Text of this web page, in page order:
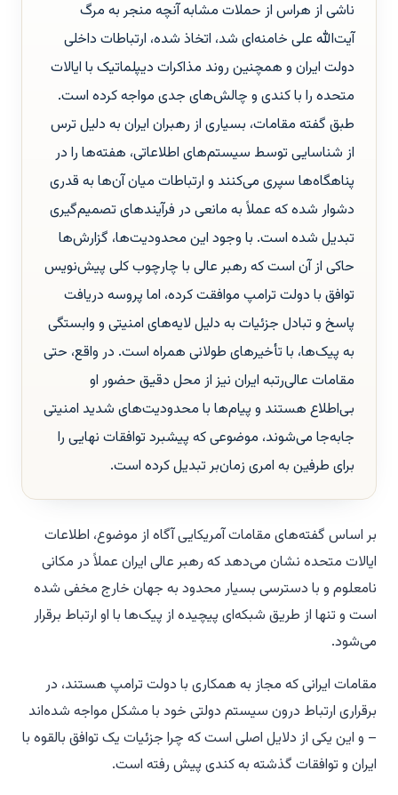
ناشی از هراس از حملات مشابه آنچه منجر به مرگ
آیت‌الله علی خامنه‌ای شد، اتخاذ شده، ارتباطات داخلی
دولت ایران و همچنین روند مذاکرات دیپلماتیک با ایالات
متحده را با کندی و چالش‌های جدی مواجه کرده است.
طبق گفته مقامات، بسیاری از رهبران ایران به دلیل ترس
از شناسایی توسط سیستم‌های اطلاعاتی، هفته‌ها را در
پناهگاه‌ها سپری می‌کنند و ارتباطات میان آن‌ها به قدری
دشوار شده که عملاً به مانعی در فرآیندهای تصمیم‌گیری
تبدیل شده است. با وجود این محدودیت‌ها، گزارش‌ها
حاکی از آن است که رهبر عالی با چارچوب کلی پیش‌نویس
توافق با دولت ترامپ موافقت کرده، اما پروسه دریافت
پاسخ و تبادل جزئیات به دلیل لایه‌های امنیتی و وابستگی
به پیک‌ها، با تأخیرهای طولانی همراه است. در واقع، حتی
مقامات عالی‌رتبه ایران نیز از محل دقیق حضور او
بی‌اطلاع هستند و پیام‌ها با محدودیت‌های شدید امنیتی
جابه‌جا می‌شوند، موضوعی که پیشبرد توافقات نهایی را
برای طرفین به امری زمان‌بر تبدیل کرده است.
بر اساس گفته‌های مقامات آمریکایی آگاه از موضوع، اطلاعات
ایالات متحده نشان می‌دهد که رهبر عالی ایران عملاً در مکانی
نامعلوم و با دسترسی بسیار محدود به جهان خارج مخفی شده
است و تنها از طریق شبکه‌ای پیچیده از پیک‌ها با او ارتباط برقرار
می‌شود.
مقامات ایرانی که مجاز به همکاری با دولت ترامپ هستند، در
برقراری ارتباط درون سیستم دولتی خود با مشکل مواجه شده‌اند
– و این یکی از دلایل اصلی است که چرا جزئیات یک توافق بالقوه با
ایران و توافقات گذشته به کندی پیش رفته است.